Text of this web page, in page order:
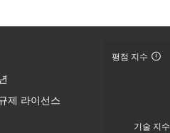
제 라이선스
평점 지수
기술 지수